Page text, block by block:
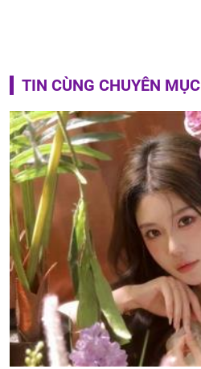
TIN CÙNG CHUYÊN MỤC